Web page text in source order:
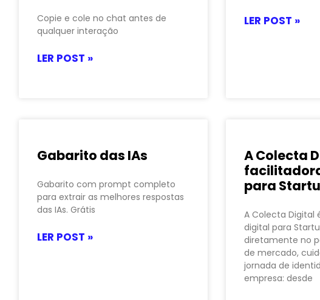
Copie e cole no chat antes de
qualquer interação
LER POST »
LER POST »
Gabarito das IAs
Gabarito com prompt completo
para extrair as melhores respostas
das IAs. Grátis
LER POST »
A Colecta
para
A Colecta Digital
digital para
diretamente no
de mercado,
jornada de
empresa: desde